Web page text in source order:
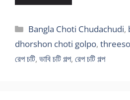
Categories
Bangla Choti Chudachudi,
dhorshon choti golpo,
রেপ চটি, ভাবি চটি গল্প, রেপ চটি গল্প